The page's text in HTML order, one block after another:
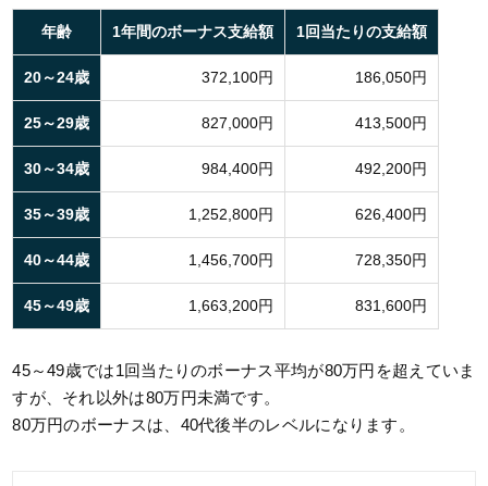
年齢 1年間のボーナス支給額 1回当たりの支給額
20～24歳 372,100円 186,050円
25～29歳 827,000円 413,500円
30～34歳 984,400円 492,200円
35～39歳 1,252,800円 626,400円
40～44歳 1,456,700円 728,350円
45～49歳 1,663,200円 831,600円
45～49歳では1回当たりのボーナス平均が80万円を超えていま
すが、それ以外は80万円未満です。
80万円のボーナスは、40代後半のレベルになります。